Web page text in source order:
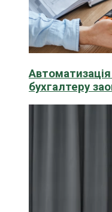
бухгалтеру